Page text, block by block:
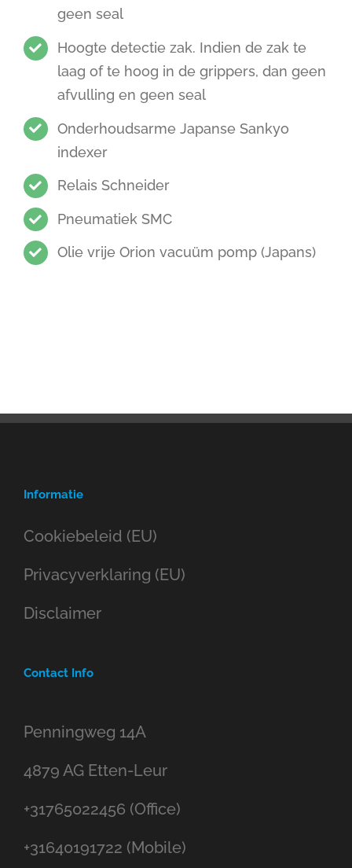
geen seal
Hoogte detectie zak. Indien de zak te
laag of te hoog in de grippers, dan geen
afvulling en geen seal
Onderhoudsarme Japanse Sankyo
indexer
Relais Schneider
Pneumatiek SMC
Olie vrije Orion vacuüm pomp (Japans)
Informatie
Cookiebeleid (EU)
Privacyverklaring (EU)
Disclaimer
Contact Info
Penningweg 14A
4879 AG Etten-Leur
+31765022456 (Office)
+31640191722 (Mobile)